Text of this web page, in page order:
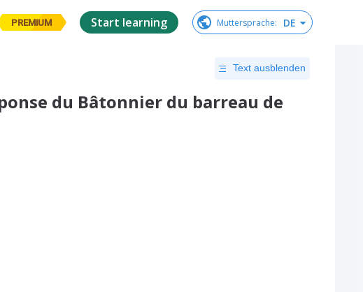
PREMIUM Start learning Muttersprache: DE
Text ausblenden
du Bâtonnier du barreau de